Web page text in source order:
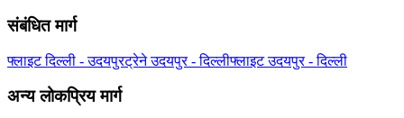
संबंधित मार्ग
फ्लाइट दिल्ली - उदयपुरट्रेने उदयपुर - दिल्लीफ्लाइट उदयपुर - दिल्ली
अन्य लोकप्रिय मार्ग